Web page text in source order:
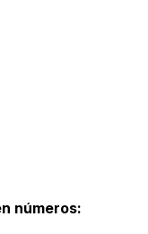
números: